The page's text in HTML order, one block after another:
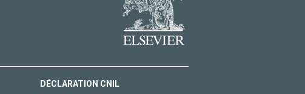
DÉCLARATION CNIL